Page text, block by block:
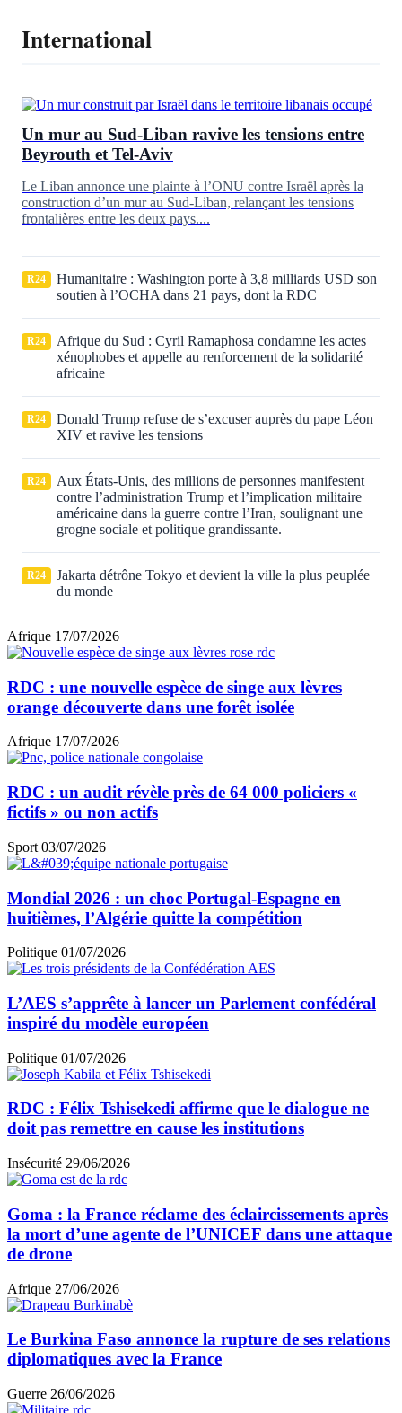
International
Un mur au Sud-Liban ravive les tensions entre
Beyrouth et Tel-Aviv
Le Liban annonce une plainte à l’ONU contre Israël après la
construction d’un mur au Sud-Liban, relançant les tensions
frontalières entre les deux pays....
R24
Humanitaire : Washington porte à 3,8 milliards USD son
soutien à l’OCHA dans 21 pays, dont la RDC
R24
Afrique du Sud : Cyril Ramaphosa condamne les actes
xénophobes et appelle au renforcement de la solidarité
africaine
R24
Donald Trump refuse de s’excuser auprès du pape Léon
XIV et ravive les tensions
R24
Aux États‑Unis, des millions de personnes manifestent
contre l’administration Trump et l’implication militaire
américaine dans la guerre contre l’Iran, soulignant une
grogne sociale et politique grandissante.
R24
Jakarta détrône Tokyo et devient la ville la plus peuplée
du monde
Afrique 17/07/2026
RDC : une nouvelle espèce de singe aux lèvres
orange découverte dans une forêt isolée
Afrique 17/07/2026
RDC : un audit révèle près de 64 000 policiers «
fictifs » ou non actifs
Sport 03/07/2026
Mondial 2026 : un choc Portugal-Espagne en
huitièmes, l’Algérie quitte la compétition
Politique 01/07/2026
L’AES s’apprête à lancer un Parlement confédéral
inspiré du modèle européen
Politique 01/07/2026
RDC : Félix Tshisekedi affirme que le dialogue ne
doit pas remettre en cause les institutions
Insécurité 29/06/2026
Goma : la France réclame des éclaircissements après
la mort d’une agente de l’UNICEF dans une attaque
de drone
Afrique 27/06/2026
Le Burkina Faso annonce la rupture de ses relations
diplomatiques avec la France
Guerre 26/06/2026